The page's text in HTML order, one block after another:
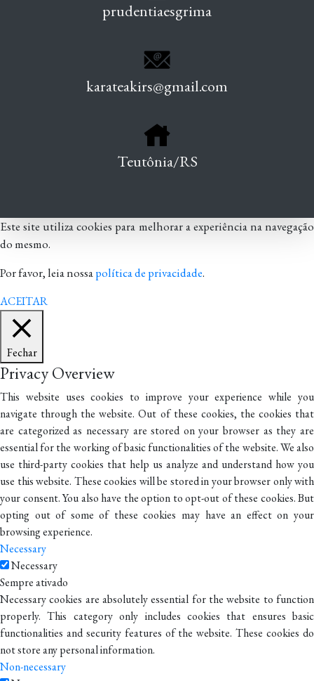
prudentiaesgrima
karateakirs@gmail.com
Teutônia/RS
Este site utiliza cookies para melhorar a experiência na navegação
do mesmo.
Por favor, leia nossapolítica de privacidade.
ACEITAR
Fechar
Privacy Overview
This website uses cookies to improve your experience while you
navigate through the website. Out of these cookies, the cookies that
are categorized as necessary are stored on your browser as they are
essential for the working of basic functionalities of the website. We also
use third-party cookies that help us analyze and understand how you
use this website. These cookies will be stored in your browser only with
your consent. You also have the option to opt-out of these cookies. But
opting out of some of these cookies may have an effect on your
browsing experience.
Necessary
Necessary
Sempre ativado
Necessary cookies are absolutely essential for the website to function
properly. This category only includes cookies that ensures basic
functionalities and security features of the website. These cookies do
not store any personal information.
Non-necessary